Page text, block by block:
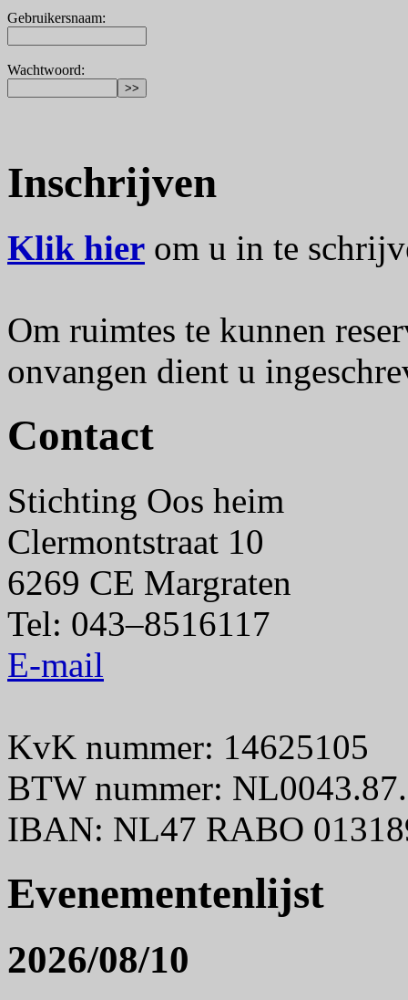
Gebruikersnaam:
Wachtwoord:
Inschrijven
Klik hier om u in te
Om ruimtes te kunnen
onvangen dient u
Contact
Stichting Oos heim
Clermontstraat 10
6269 CE Margraten
Tel: 043–8516117
E-mail
KvK nummer: 14625105
BTW nummer:
IBAN: NL47 RABO
Evenementenlijst
2026/08/10